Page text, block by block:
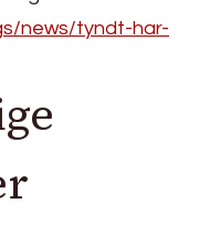
news/tyndt-har-